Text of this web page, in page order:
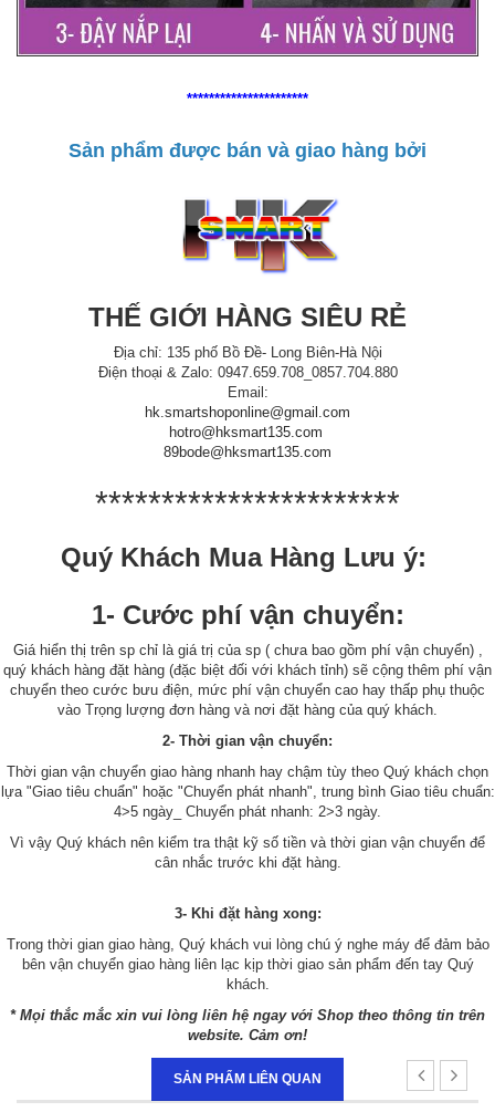
**********************
Sản phẩm được bán và giao hàng bởi
THẾ GIỚI HÀNG SIÊU RẺ
Địa chỉ: 135 phố Bồ Đề- Long Biên-Hà Nội
Điện thoại & Zalo: 0947.659.708_0857.704.880
Email:
hk.smartshoponline@gmail.com
hotro@hksmart135.com
89bode@hksmart135.com
***********************
Quý Khách Mua Hàng Lưu ý:
1- Cước phí vận chuyển:
Giá hiển thị trên sp chỉ là giá trị của sp ( chưa bao gồm phí vận chuyển) ,
quý khách hàng đặt hàng (đặc biệt đối với khách tỉnh) sẽ cộng thêm phí vận
chuyển theo cước bưu điện, mức phí vận chuyển cao hay thấp phụ thuộc
vào Trọng lượng đơn hàng và nơi đặt hàng của quý khách.
2- Thời gian vận chuyển:
Thời gian vận chuyển giao hàng nhanh hay chậm tùy theo Quý khách chọn
lựa "Giao tiêu chuẩn" hoặc "Chuyển phát nhanh", trung bình Giao tiêu chuẩn:
4>5 ngày_ Chuyển phát nhanh: 2>3 ngày.
Vì vậy Quý khách nên kiểm tra thật kỹ số tiền và thời gian vận chuyển để
cân nhắc trước khi đặt hàng.
3- Khi đặt hàng xong:
Trong thời gian giao hàng, Quý khách vui lòng chú ý nghe máy để đảm bảo
bên vận chuyển giao hàng liên lạc kịp thời giao sản phẩm đến tay Quý
khách.
* Mọi thắc mắc xin vui lòng liên hệ ngay với Shop theo thông tin trên
website. Cảm ơn!
SẢN PHẨM LIÊN QUAN